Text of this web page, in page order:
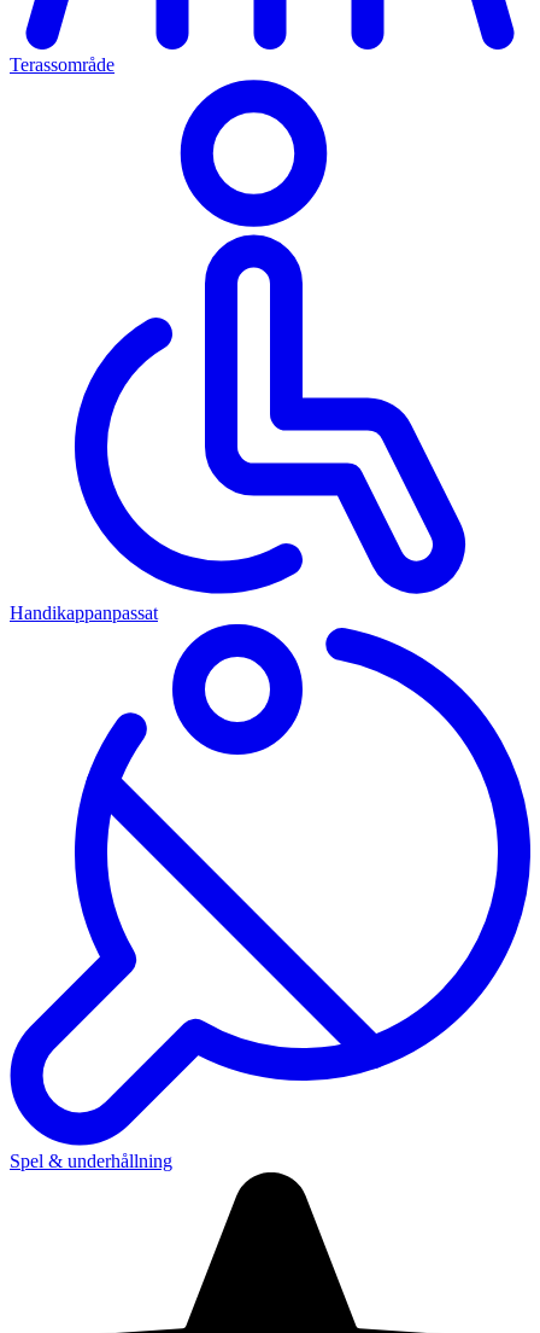
Terassområde
Handikappanpassat
Spel & underhållning